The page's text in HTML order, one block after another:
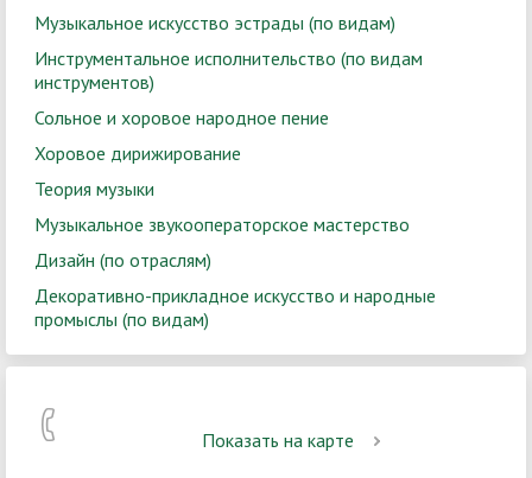
Музыкальное искусство эстрады (по видам)
Инструментальное исполнительство (по видам
инструментов)
Сольное и хоровое народное пение
Хоровое дирижирование
Теория музыки
Музыкальное звукооператорское мастерство
Дизайн (по отраслям)
Декоративно-прикладное искусство и народные
промыслы (по видам)
Показать на карте